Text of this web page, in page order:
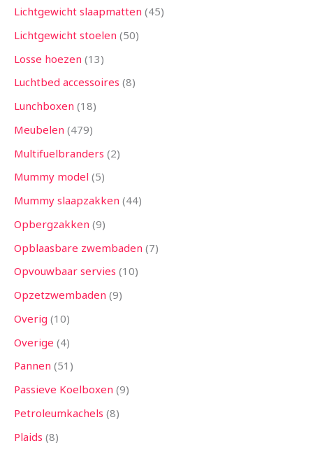
Lichtgewicht slaapmatten 45
Lichtgewicht stoelen 50
Losse hoezen 13
Luchtbed accessoires 8
Lunchboxen 18
Meubelen 479
Multifuelbranders 2
Mummy model 5
Mummy slaapzakken 44
Opbergzakken 9
Opblaasbare zwembaden 7
Opvouwbaar servies 10
Opzetzwembaden 9
Overig 10
Overige 4
Pannen 51
Passieve Koelboxen 9
Petroleumkachels 8
Plaids 8